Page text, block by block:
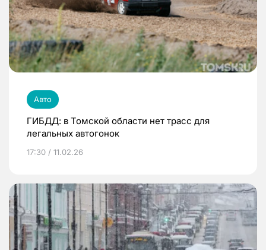
Авто
ГИБДД: в Томской области нет трасс для
легальных автогонок
17:30 / 11.02.26